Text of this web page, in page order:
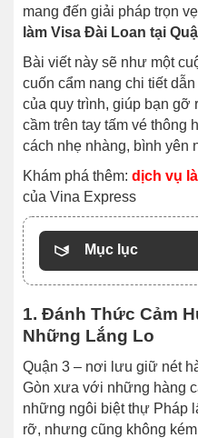
mang đến giải pháp trọn
làm Visa Đài Loan tại
Bài viết này sẽ như một
cuốn cẩm nang chi tiết
của quy trình, giúp bạn gỡ
cầm trên tay tấm vé thông
cách nhẹ nhàng, bình yên
Khám phá thêm: dịch vụ
của Vina Express
Mục lục
1. Đánh Thức Cảm
Những Lắng Lo
Quận 3 – nơi lưu giữ nét
Gòn xưa với những hàng
những ngôi biệt thự Pháp
rỡ, nhưng cũng không